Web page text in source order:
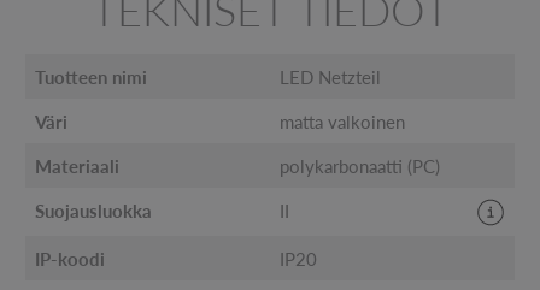
Tuotteen nimi LED Netzteil
Väri matta valkoinen
Materiaali polykarbonaatti (PC)
Suojausluokka II
IP-koodi IP20